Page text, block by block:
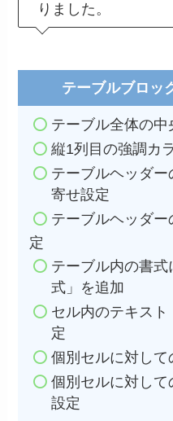
りました。
テーブルブロッ
テーブル全体の中
縦1列目 の強調カ
テーブルヘッダ
寄せ設定
テーブルヘッダー
定
テーブル内の書
式」を追加
セル内のテキス
定
個別セルに対して
個別セルに対して
設定